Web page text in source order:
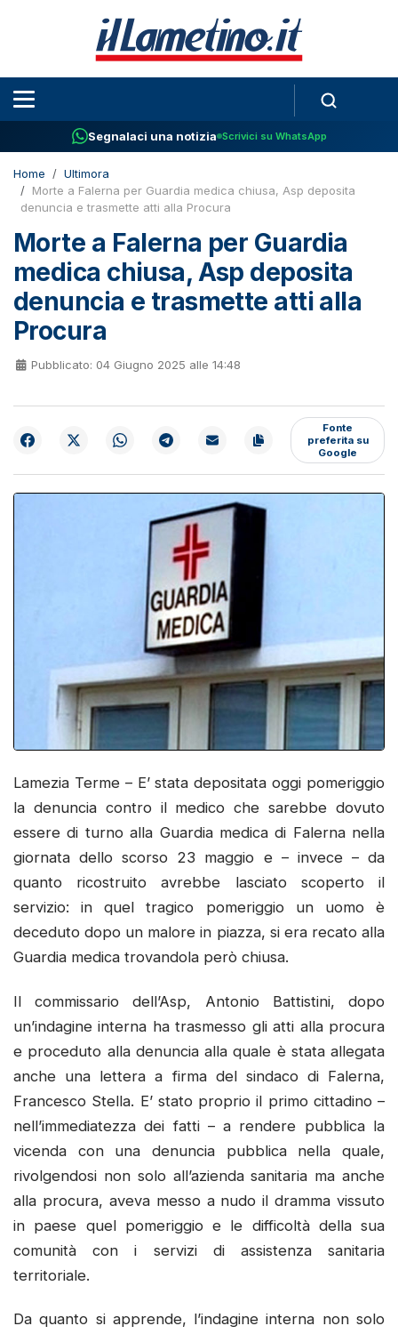
Segnalaci una notizia Scrivici su WhatsApp
Home
Ultimora
Morte a Falerna per Guardia medica chiusa, Asp deposita
denuncia e trasmette atti alla Procura
Morte a Falerna per Guardia
medica chiusa, Asp deposita
denuncia e trasmette atti alla
Procura
Pubblicato: 04 Giugno 2025 alle 14:48
Fonte
preferita su
Google
Lamezia Terme – E’ stata depositata oggi pomeriggio
la denuncia contro il medico che sarebbe dovuto
essere di turno alla Guardia medica di Falerna nella
giornata dello scorso 23 maggio e – invece – da
quanto ricostruito avrebbe lasciato scoperto il
servizio: in quel tragico pomeriggio un uomo è
deceduto dopo un malore in piazza, si era recato alla
Guardia medica trovandola però chiusa.
Il commissario dell’Asp, Antonio Battistini, dopo
un’indagine interna ha trasmesso gli atti alla procura
e proceduto alla denuncia alla quale è stata allegata
anche una lettera a firma del sindaco di Falerna,
Francesco Stella. E’ stato proprio il primo cittadino –
nell’immediatezza dei fatti – a rendere pubblica la
vicenda con una denuncia pubblica nella quale,
rivolgendosi non solo all’azienda sanitaria ma anche
alla procura, aveva messo a nudo il dramma vissuto
in paese quel pomeriggio e le difficoltà della sua
comunità con i servizi di assistenza sanitaria
territoriale.
Da quanto si apprende, l’indagine interna non solo